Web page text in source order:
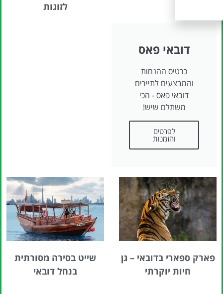
לזוגות
דובאי פאס
כרטיס ההנחות
והמבצעים לתיירים
דובאי פאס - הכי
משתלם שיש!
לפרטים
והזמנות
פארק ספארי בדובאי – גן
חיות יוקרתי
שייט בסירה מסורתית
בנחל דובאי